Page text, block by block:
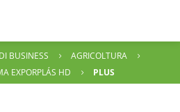
BUSINESS 5 AGRICOLTURA 5
EXPORPLÁS HD 5 PLUS